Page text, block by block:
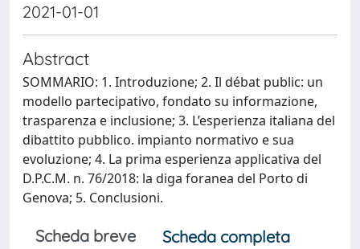
2021-01-01
Abstract
SOMMARIO: 1. Introduzione; 2. Il débat public: un
modello partecipativo, fondato su informazione,
trasparenza e inclusione; 3. L’esperienza italiana del
dibattito pubblico. impianto normativo e sua
evoluzione; 4. La prima esperienza applicativa del
D.P.C.M. n. 76/2018: la diga foranea del Porto di
Genova; 5. Conclusioni.
Scheda breve
Scheda completa